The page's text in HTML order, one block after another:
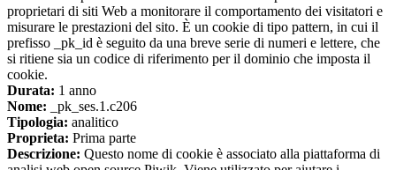
proprietari di siti Web a monitorare il comportamento dei visitatori e
misurare le prestazioni del sito. È un cookie di tipo pattern, in cui il
prefisso _pk_id è seguito da una breve serie di numeri e lettere, che
si ritiene sia un codice di riferimento per il dominio che imposta il
cookie.
Durata: 1 anno
Nome: _pk_ses.1.c206
Tipologia: analitico
Proprieta: Prima parte
Descrizione: Questo nome di cookie è associato alla piattaforma di